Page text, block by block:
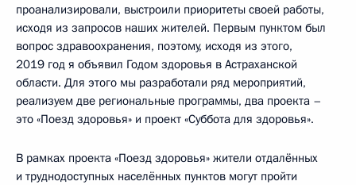
проанализировали, выстроили приоритеты своей работы,
исходя из запросов наших жителей. Первым пунктом был
вопрос здравоохранения, поэтому, исходя из этого,
2019 год я объявил Годом здоровья в Астраханской
области. Для этого мы разработали ряд мероприятий,
реализуем две региональные программы, два проекта –
это «Поезд здоровья» и проект «Суббота для здоровья».
В рамках проекта «Поезд здоровья» жители отдалённых
и труднодоступных населённых пунктов могут пройти